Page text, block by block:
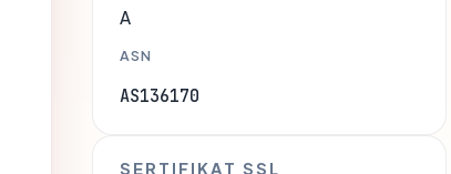
A
ASN
AS136170
SERTIFIKAT SSL